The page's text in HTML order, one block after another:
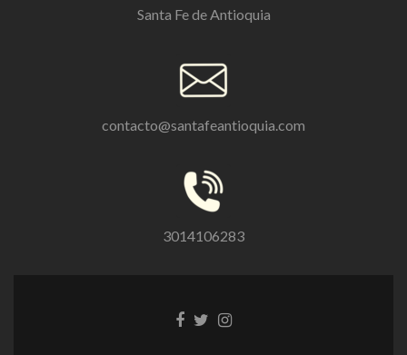
Santa Fe de Antioquia
contacto@santafeantioquia.com
3014106283
Enlace
EnlaceEnlace